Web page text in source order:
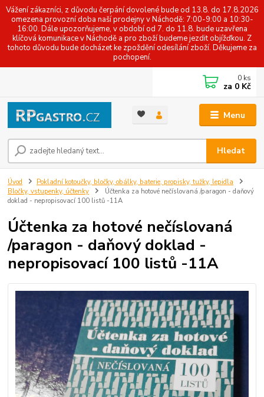
Vážení zákazníci, z důvodu čerpání dovolené bude od 13.8. do 17.8.2026
omezena provozní doba naší prodejny v Náchodě: 7:00-9:00 a 10:30-
16:00. Dále upozorňujeme, v období od 7. do 11.8. bude uzavřena
klíčová komunikace v Náchodě a pro zboží budeme jezdit objížďkou. Z
tohoto důvodu bude docházet ke zpoždění odesílání zboží. Děkujeme za
pochopení.
Menu
Hledat
0 ks
za 0 Kč
Úvod
Pokladní kotoučky, bločky, obálky, baterie, propisky, tužky, lepidla
Bločky, vstupenky, účtenky
Účtenka za hotové nečíslovaná /paragon - daňový
doklad - nepropisovací 100 listů -11A
Účtenka za hotové nečíslovaná
/paragon - daňový doklad -
nepropisovací 100 listů -11A